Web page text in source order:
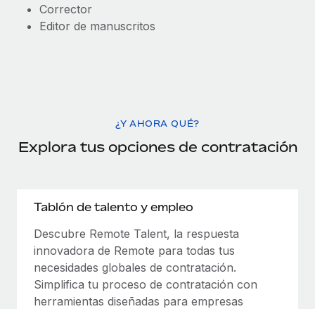
Corrector
Editor de manuscritos
¿Y AHORA QUÉ?
Explora tus opciones de contratación
Tablón de talento y empleo
Descubre Remote Talent, la respuesta
innovadora de Remote para todas tus
necesidades globales de contratación.
Simplifica tu proceso de contratación con
herramientas diseñadas para empresas